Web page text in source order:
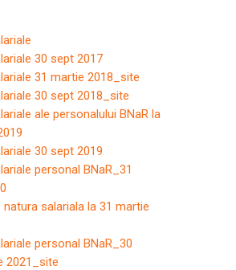
30 sept 2017
31 martie 2018_site
30 sept 2018_site
ale personalului BNaR la
30 sept 2019
personal BNaR_31
natura salariala la 31 martie
personal BNaR_30
2021_site